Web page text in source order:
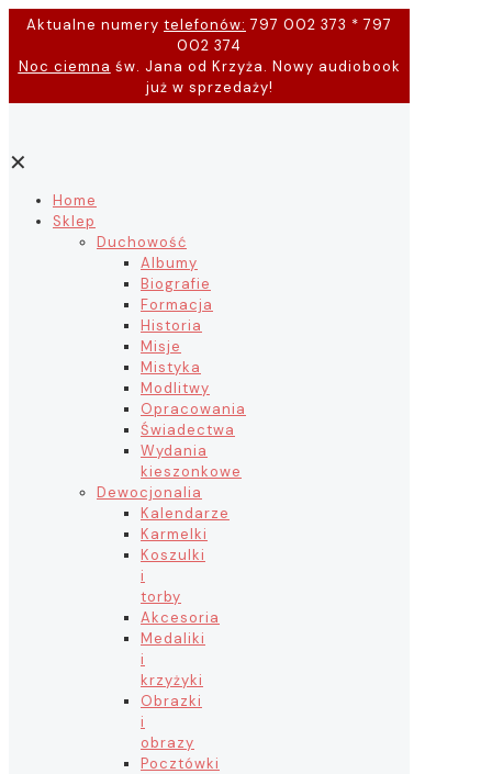
Aktualne numery telefonów: 797 002 373 * 797
002 374
Noc ciemna św. Jana od Krzyża. Nowy audiobook
już w sprzedaży!
✕
Home
Sklep
Duchowość
Albumy
Biografie
Formacja
Historia
Misje
Mistyka
Modlitwy
Opracowania
Świadectwa
Wydania
kieszonkowe
Dewocjonalia
Kalendarze
Karmelki
Koszulki
i
torby
Akcesoria
Medaliki
i
krzyżyki
Obrazki
i
obrazy
Pocztówki